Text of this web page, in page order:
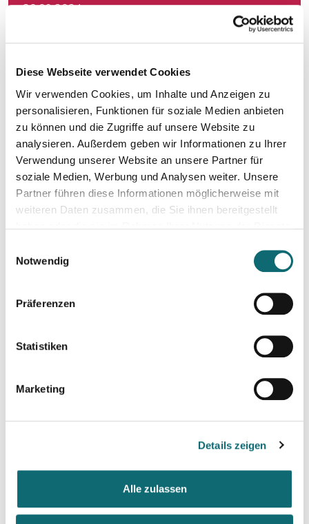
Diese Webseite verwendet Cookies
Wir verwenden Cookies, um Inhalte und Anzeigen zu
personalisieren, Funktionen für soziale Medien anbieten
zu können und die Zugriffe auf unsere Website zu
analysieren. Außerdem geben wir Informationen zu Ihrer
Verwendung unserer Website an unsere Partner für
soziale Medien, Werbung und Analysen weiter. Unsere
Partner führen diese Informationen möglicherweise mit
weiteren Daten zusammen, die Sie ihnen bereitgestellt
Notwendig
Präferenzen
Statistiken
Marketing
Details zeigen
Alle zulassen
20.09.2024
24.09.2024
25.09.2024
RTR - Podcastförderung: Q&A
26.09.2024
Professionell moderieren
Europa für Regionaljournalist:innen
08.10.2024